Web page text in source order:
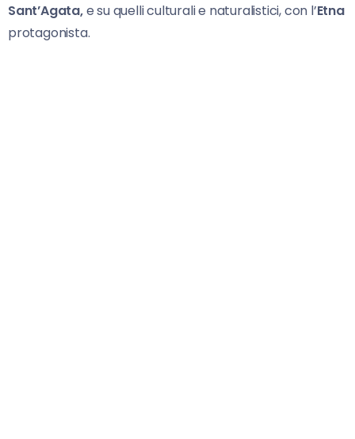
Sant’Agata,e su quelli culturali e naturalistici, con l’Etna
protagonista.